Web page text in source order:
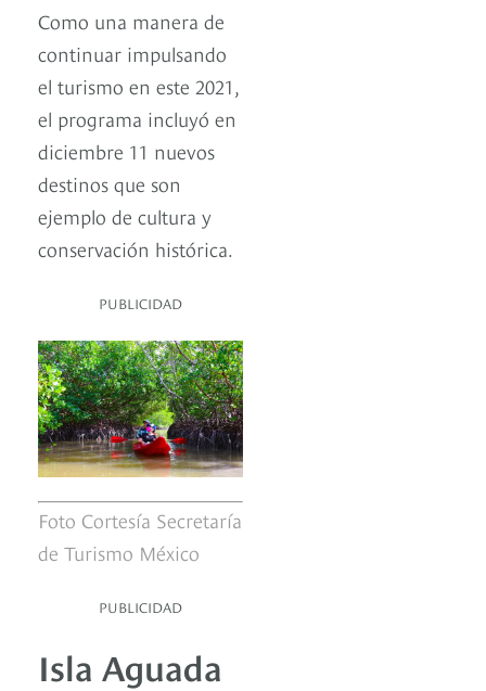
Como una manera de
continuar impulsando
el turismo en este 2021,
el programa incluyó en
diciembre 11 nuevos
destinos que son
ejemplo de cultura y
conservación histórica.
PUBLICIDAD
Foto Cortesía Secretaría
de Turismo México
PUBLICIDAD
Isla Aguada